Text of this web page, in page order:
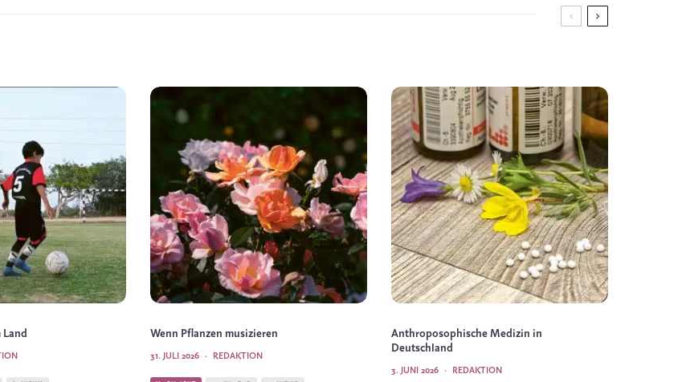
Land Wenn Pflanzen musizieren
REDAKTION
·
31. JULI 2026
Anthroposophische Medizin in
Deutschland
REDAKTION
·
3. JUNI 2026